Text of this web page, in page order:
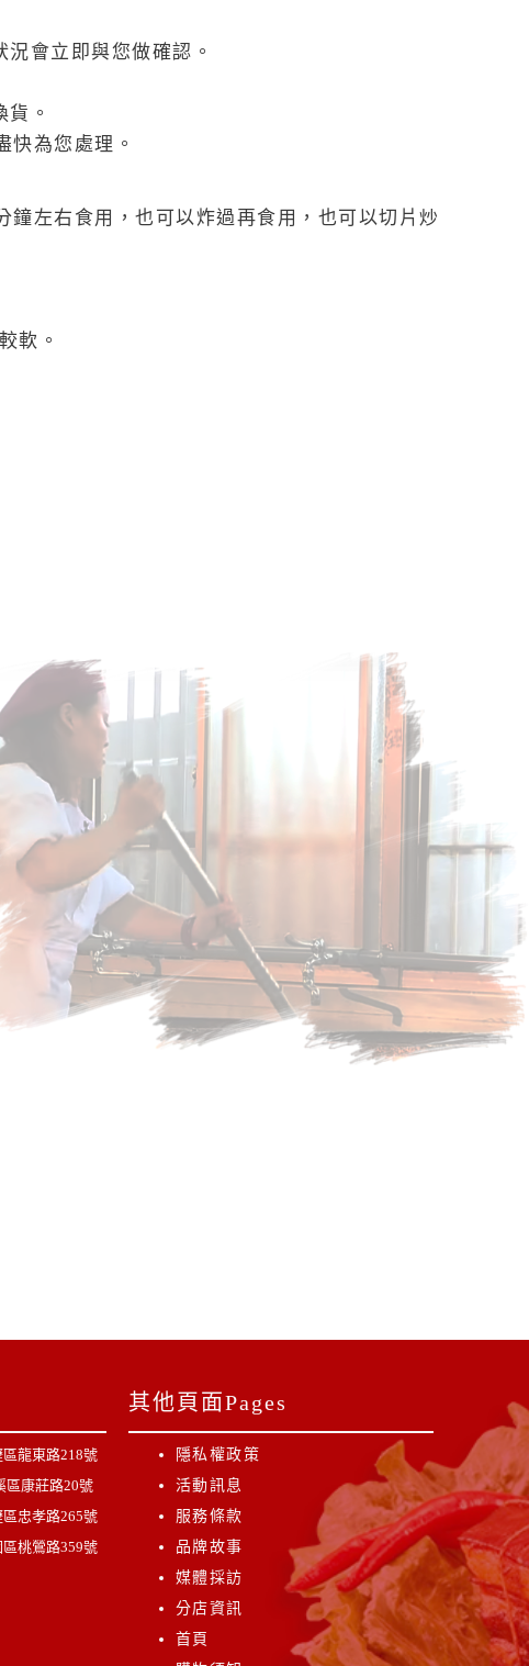
會立即與您做確認。
。
為您處理。
左右食用，也可以炸過再食用，也可以切片炒
軟。
區龍東路218號
區康莊路20號
區忠孝路265號
區桃鶯路359號
其他頁面Pages
隱私權政策
活動訊息
服務條款
品牌故事
媒體採訪
分店資訊
首頁